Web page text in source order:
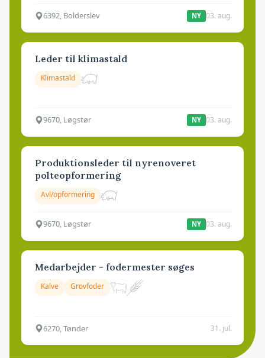
6392, Bolderslev NY 03. aug.
Leder til klimastald
Klimastald
9670, Løgstør NY 03. aug.
Produktionsleder til nyrenoveret
polteopformering
Avl/opformering
9670, Løgstør NY 03. aug.
Medarbejder - fodermester søges
Kalve Grovfoder
6270, Tønder 31. jul.